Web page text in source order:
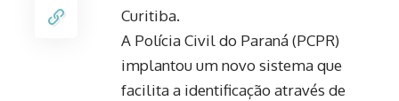
Curitiba.
A Polícia Civil do Paraná (PCPR)
implantou um novo sistema que
facilita a identificação através de